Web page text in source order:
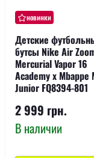
новинки
Детские
бутсы Nike Air
Mercurial Vapor 16
Academy x Mbappe
Junior FQ8394-801
2 999 грн.
В наличии